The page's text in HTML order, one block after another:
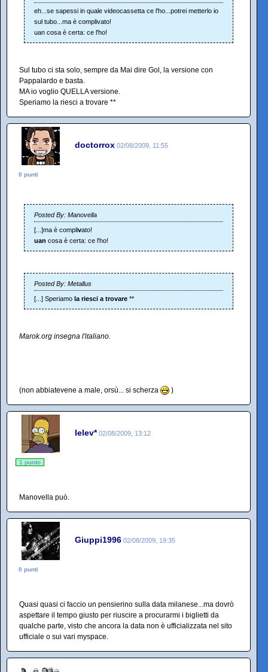
eh...se sapessi in quale videocassetta ce l'ho...potrei metterlo io
sul tubo...ma è complivato!
uan cosa è certa: ce l'ho!
Sul tubo ci sta solo, sempre da Mai dire Gol, la versione con
Pappalardo e basta.
MA io voglio QUELLA versione.
Speriamo la riesci a trovare **
doctorrox 02/08/2009, 11:55
0 punti
Posted By: Manovella
[...]ma è complivato!
uan cosa è certa: ce l'ho!
Posted By: Metallus
[...] Speriamo la riesci a trovare **
Marok.org insegna l'italiano.
(non abbiatevene a male, orsù... si scherza )
lelev* 02/08/2009, 13:12
1 punto
Manovella può.
Giuppi1996 02/08/2009, 19:35
0 punti
Quasi quasi ci faccio un pensierino sulla data milanese...ma dovrò
aspettare il tempo giusto per riuscire a procurarmi i biglietti da
qualche parte, visto che ancora la data non è ufficializzata nel sito
ufficiale o sui vari myspace.